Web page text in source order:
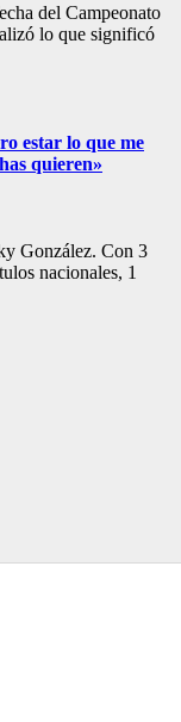
del Campeonato
lo que significó
estar lo que me
quieren»
González. Con 3
nacionales, 1